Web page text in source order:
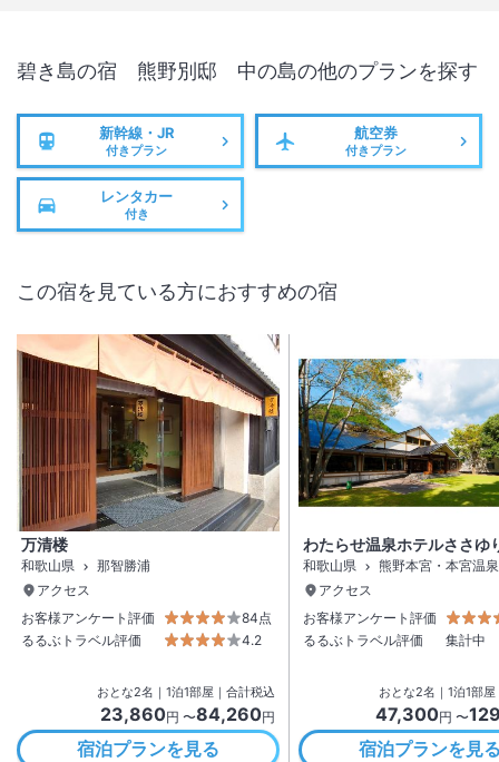
碧き島の宿 熊野別邸 中の島の他のプランを探す
新幹線・JR
付きプラン
航空券
付きプラン
レンタカー
付き
この宿を見ている方におすすめの宿
万清楼
和歌山県
那智勝浦
アクセス
お客様アンケート評価
84点
るるぶトラベル評価
4.2
おとな2名 ｜ 1泊1部屋｜合計税込
23,860円 〜84,260円
宿泊プランを見る
わたらせ温泉ホテルささゆ
和歌山県
熊野本宮・本宮温
アクセス
お客様アンケート評価
るるぶトラベル評価
集計中
おとな2名 ｜ 1泊1部屋
47,300円 〜
宿泊プランを見